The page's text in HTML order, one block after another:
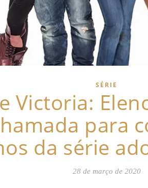
SÉRIE
Victoria:
para
da série
28 de março de 2020